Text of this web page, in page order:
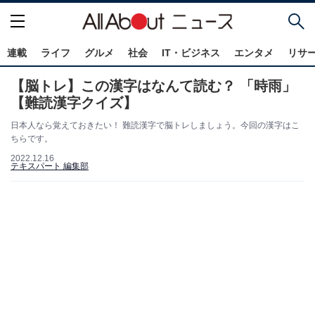
連載 ライフ グルメ 社会 IT・ビジネス エンタメ リサ
【脳トレ】この漢字はなんて読む？ 「時雨」
【難読漢字クイズ】
日本人なら覚えておきたい！ 難読漢字で脳トレしましょう。今回の漢字はこ
ちらです。
2022.12.16
テキスパート 編集部